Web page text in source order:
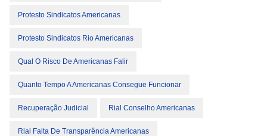
Protesto Sindicatos Americanas
Protesto Sindicatos Rio Americanas
Qual O Risco De Americanas Falir
Quanto Tempo A Americanas Consegue Funcionar
Recuperação Judicial Rial Conselho Americanas
Rial Falta De Transparência Americanas